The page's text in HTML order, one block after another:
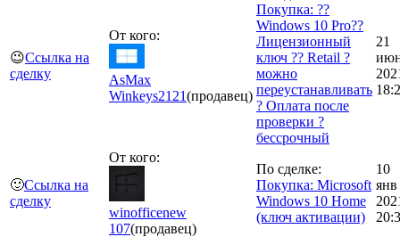
😉Ссылка на
сделку
От кого:
AsMax
Winkeys2121(продавец)
Покупка: ??
Windows 10 Pro??
Лицензионный
ключ ?? Retail ?
можно
переустанавливать
? Оплата после
проверки ?
бессрочный
21
🙂Ссылка на
сделку
От кого:
winofficenew
107(продавец)
По сделке:
Покупка: Microsoft
Windows 10 Home
(ключ активации)
10
янв